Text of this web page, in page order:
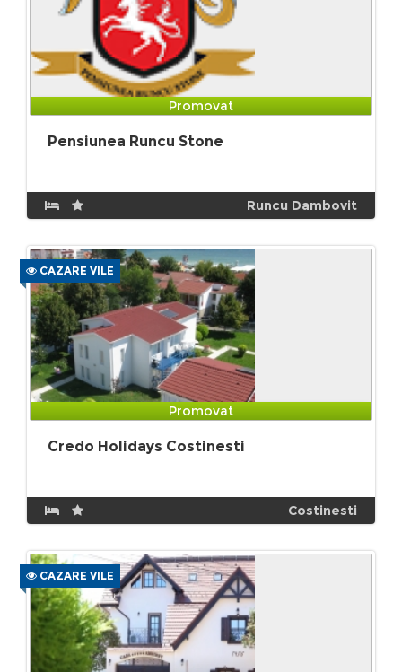
Promovat
Pensiunea Runcu Stone
Runcu Dambovit
CAZARE VILE
Promovat
Credo Holidays Costinesti
Costinesti
CAZARE VILE